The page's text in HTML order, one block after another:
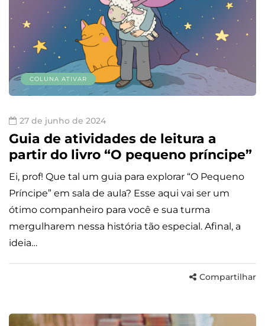
COLUNA ATIVAR
27 de junho de 2024
Guia de atividades de leitura a
partir do livro “O pequeno príncipe”
Ei, prof! Que tal um guia para explorar “O Pequeno
Príncipe” em sala de aula? Esse aqui vai ser um
ótimo companheiro para você e sua turma
mergulharem nessa história tão especial. Afinal, a
ideia…
Compartilhar